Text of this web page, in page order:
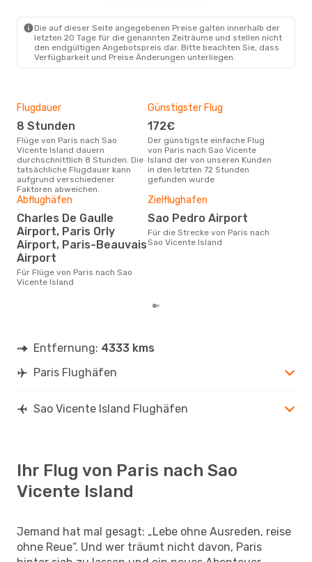
Die auf dieser Seite angegebenen Preise galten innerhalb der
letzten 20 Tage für die genannten Zeiträume und stellen nicht
den endgültigen Angebotspreis dar. Bitte beachten Sie, dass
Verfügbarkeit und Preise Änderungen unterliegen.
Flugdauer
8 Stunden
Flüge von Paris nach Sao
Vicente Island dauern
durchschnittlich 8 Stunden. Die
tatsächliche Flugdauer kann
aufgrund verschiedener
Faktoren abweichen.
Günstigster Flug
172€
Der günstigste einfache Flug
von Paris nach Sao Vicente
Island der von unseren Kunden
in den letzten 72 Stunden
gefunden wurde
Abflughäfen
Charles De Gaulle
Airport, Paris Orly
Airport, Paris-Beauvais
Airport
Für Flüge von Paris nach Sao
Vicente Island
Zielflughafen
Sao Pedro Airport
Für die Strecke von Paris nach
Sao Vicente Island
Entfernung: 4333 kms
Paris Flughäfen
Sao Vicente Island Flughäfen
Ihr Flug von Paris nach Sao
Vicente Island
Jemand hat mal gesagt: „Lebe ohne Ausreden, reise
ohne Reue“. Und wer träumt nicht davon, Paris